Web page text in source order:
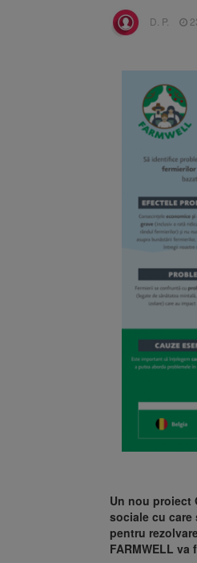
D. P.
Un nou proiect
sociale cu
pentru
FARMWELL